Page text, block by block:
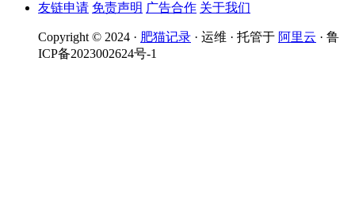
友链申请 免责声明 广告合作 关于我们
Copyright © 2024 · 肥猫记录 · 运维 · 托管于 阿里云 · 鲁
ICP备2023002624号-1